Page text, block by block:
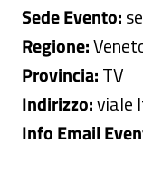
Sede Evento:
Regione:
Provincia:TV
Indirizzo:viale
Info Email